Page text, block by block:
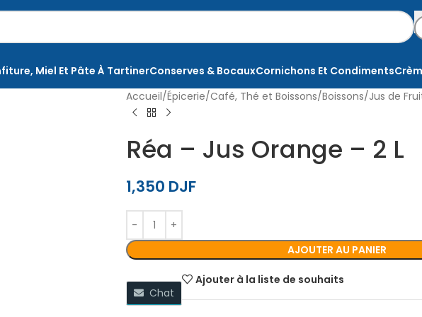
Miel Et Pâte À TartinerConserves & BocauxCornichons Et Condiments
Accueil Épicerie Café, Thé et Boissons Boissons Jus de
Réa – Jus Orange – 2 L
1,350 DJF
AJOUTER AU PANIER
Ajouter à la liste de souhaits
Chat